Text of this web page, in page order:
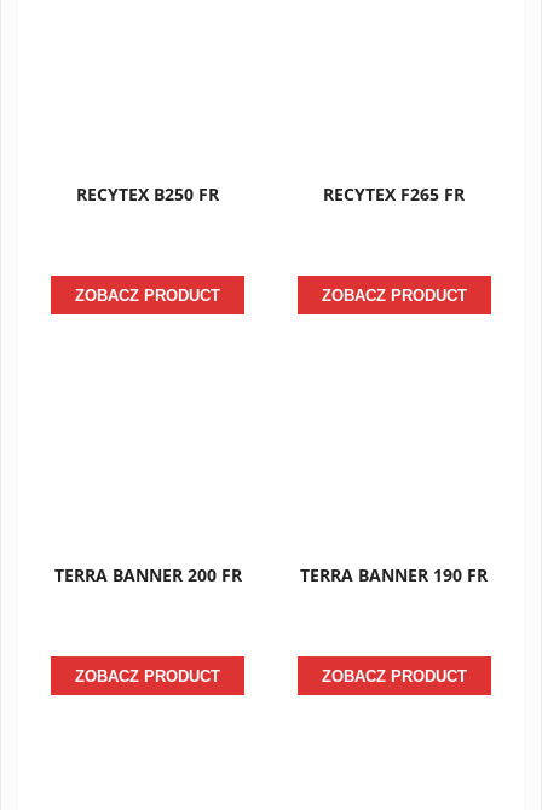
RECYTEX B250 FR
ZOBACZ PRODUCT
RECYTEX F265 FR
ZOBACZ PRODUCT
TERRA BANNER 200 FR
ZOBACZ PRODUCT
TERRA BANNER 190 FR
ZOBACZ PRODUCT